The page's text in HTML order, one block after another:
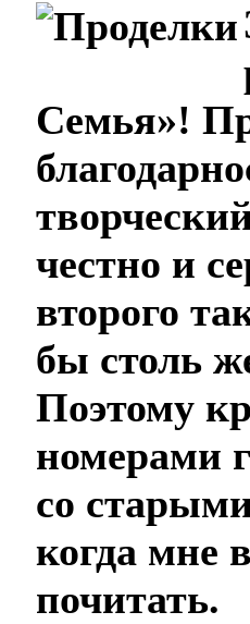
Семья»!
честно и
второго
бы столь
Поэтому
номерами
со
когда мне
почитать.